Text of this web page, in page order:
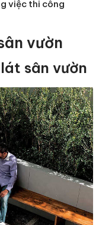
việc thi công
vườn
sân vườn